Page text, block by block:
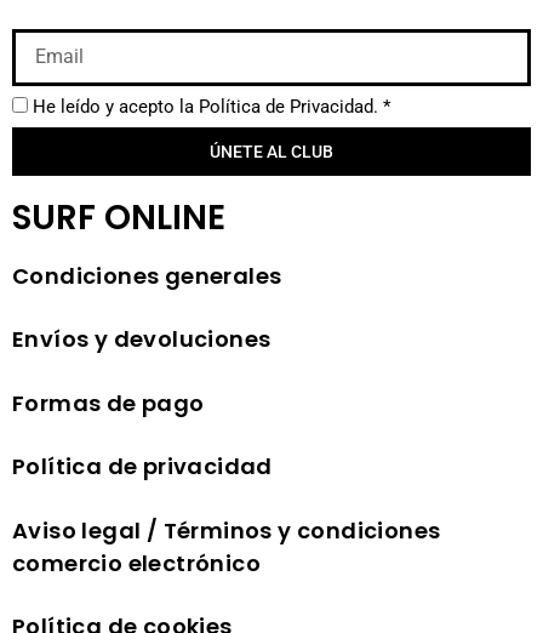
He leído y acepto la Política de Privacidad. *
ÚNETE AL CLUB
SURF ONLINE
Condiciones generales
Envíos y devoluciones
Formas de pago
Política de privacidad
Aviso legal / Términos y condiciones
comercio electrónico
Política de cookies